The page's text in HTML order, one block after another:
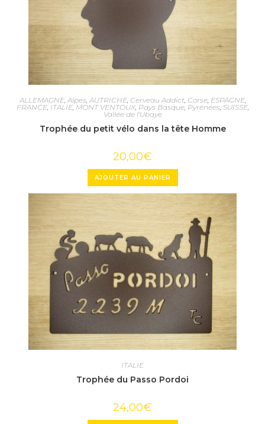
ALLEMAGNE, Alpes AUTRICHE, Cerveau Addict, Corse, ESPAGNE,
FRANCE, ITALIE, MONT VENTOUX, Pays Basque, Pyrénées SUISSE,
Vallée de l'Ubaye
Trophée du petit vélo dans la tête Homme
20,00€
AJOUTER AU PANIER
ITALIE
Trophée du Passo Pordoi
24,00€